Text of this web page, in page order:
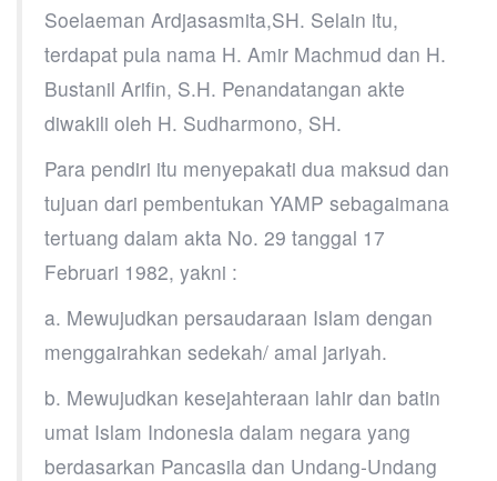
Soelaeman Ardjasasmita,SH. Selain itu,
terdapat pula nama H. Amir Machmud dan H.
Bustanil Arifin, S.H. Penandatangan akte
diwakili oleh H. Sudharmono, SH.
Para pendiri itu menyepakati dua maksud dan
tujuan dari pembentukan YAMP sebagaimana
tertuang dalam akta No. 29 tanggal 17
Februari 1982, yakni :
a. Mewujudkan persaudaraan Islam dengan
menggairahkan sedekah/ amal jariyah.
b. Mewujudkan kesejahteraan lahir dan batin
umat Islam Indonesia dalam negara yang
berdasarkan Pancasila dan Undang-Undang